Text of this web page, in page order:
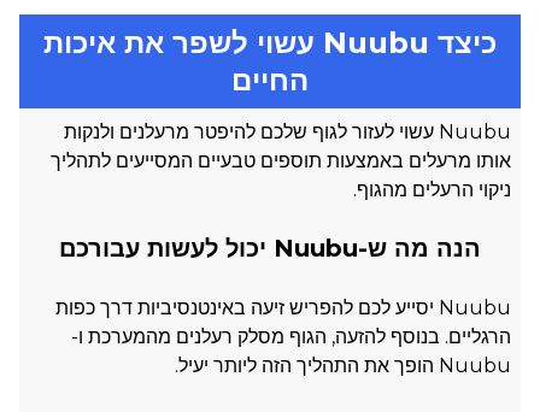
כיצד Nuubu עשוי לשפר את איכות
החיים
Nuubu עשוי לעזור לגוף שלכם להיפטר מרעלנים ולנקות
אותו מרעלים באמצעות תוספים טבעיים המסייעים לתהליך
ניקוי הרעלים מהגוף.
הנה מה ש-Nuubu יכול לעשות עבורכם
Nuubu יסייע לכם להפריש זיעה באינטנסיביות דרך כפות
הרגליים. בנוסף להזעה, הגוף מסלק רעלנים מהמערכת ו-
Nuubu הופך את התהליך הזה ליותר יעיל.